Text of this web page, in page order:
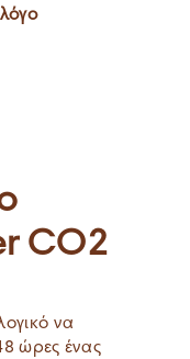
CO2
να
ώρες ένας